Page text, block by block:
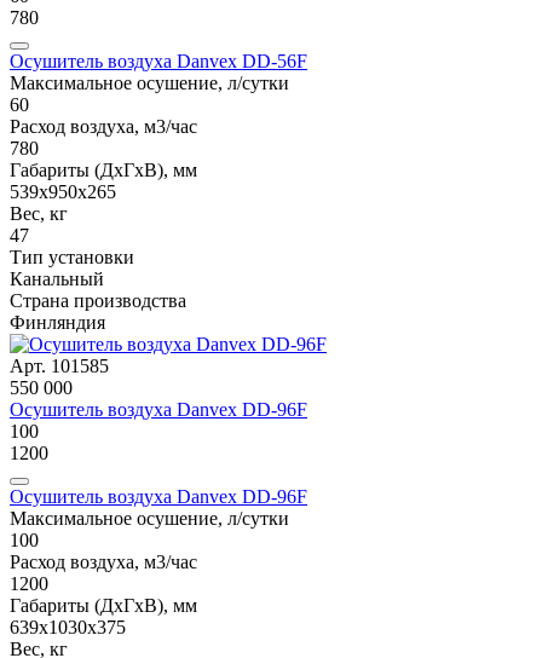
780
Осушитель воздуха Danvex DD-56F
Максимальное осушение, л/сутки
60
Расход воздуха, м3/час
780
Габариты (ДxГxВ), мм
539x950x265
Вес, кг
47
Тип установки
Канальный
Страна производства
Финляндия
Арт. 101585
550 000
Осушитель воздуха Danvex DD-96F
100
1200
Осушитель воздуха Danvex DD-96F
Максимальное осушение, л/сутки
100
Расход воздуха, м3/час
1200
Габариты (ДxГxВ), мм
639x1030x375
Вес, кг